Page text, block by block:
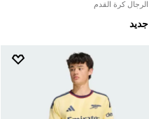
الرجال كرة القدم
جديد